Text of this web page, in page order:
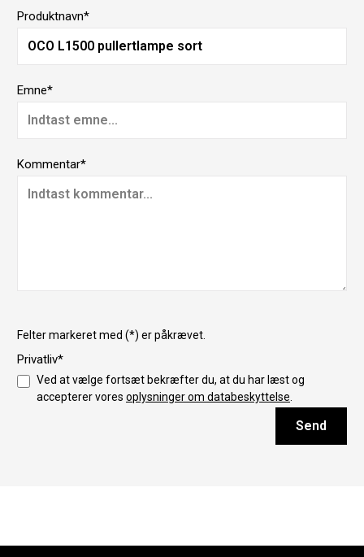
Produktnavn*
Emne*
Kommentar*
Felter markeret med (*) er påkrævet.
Privatliv*
Ved at vælge fortsæt bekræfter du, at du har læst og
accepterer vores oplysninger om databeskyttelse
Send